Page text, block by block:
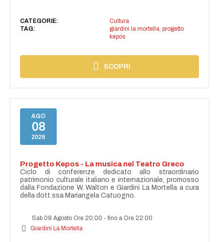
CATEGORIE:
Cultura
TAG:
giardini la mortella progetto
kepos
SCOPRI
AGO
08
2026
Progetto Kepos - La musica nel Teatro Greco
Ciclo di conferenze dedicato allo straordinario
patrimonio culturale italiano e internazionale, promosso
dalla Fondazione W. Walton e Giardini La Mortella a cura
della dott.ssa Mariangela Catuogno.
Sab 08 Agosto Ore 20:00 -fino a Ore 22:00
Giardini La Mortella